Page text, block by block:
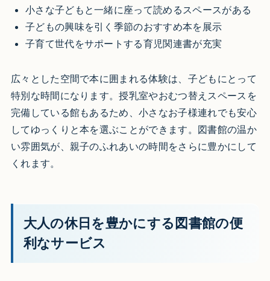
小さな子どもと一緒に座って読めるスペースがある
子どもの興味を引く季節のおすすめ本を展示
子育て世代をサポートする育児関連書が充実
広々とした空間で本に囲まれる体験は、子どもにとって
特別な時間になります。授乳室やおむつ替えスペースを
完備している館もあるため、小さなお子様連れでも安心
してゆっくりと本を選ぶことができます。図書館の温か
い雰囲気が、親子のふれあいの時間をさらに豊かにして
くれます。
大人の休日を豊かにする図書館の便
利なサービス